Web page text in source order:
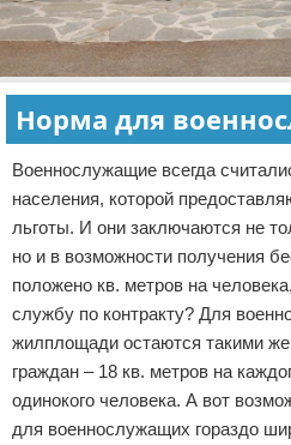
Норма для
Военнослужащие всегда
населения, которой
льготы. И они заключаются не
но и в возможности получения
положено кв. метров на
службу по контракту? Для
жилплощади остаются такими
граждан – 18 кв. метров на
одинокого человека. А вот
для военнослужащих гораздо